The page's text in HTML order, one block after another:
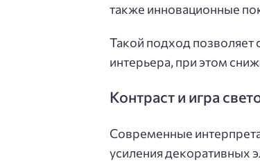
также инновационные
Такой подход позволяет
интерьера, при этом
Контраст и игра
Современные
усиления декоративных